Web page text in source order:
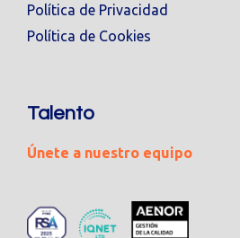
Política de Privacidad
Política de Cookies
Talento
Únete a nuestro equipo